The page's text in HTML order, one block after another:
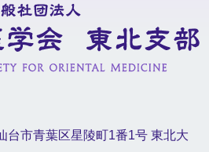
台市青葉区星陵町1番1号 東北大